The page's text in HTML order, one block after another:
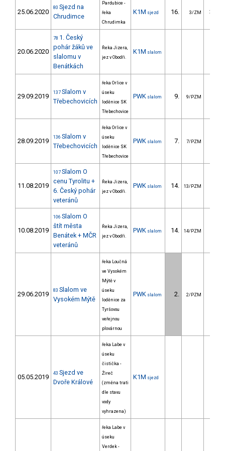
25.06.2020
80 Sjezd na
Chrudimce
Pardubice -
řeka
Chrudimka
K1M sjezd 16. 3/ZM
20.06.2020
78 1. Český
pohár žáků ve
slalomu v
Benátkách
Řeka Jizera,
jez v Obodři.
K1M slalom
29.09.2019 137 Slalom v
Třebechovicích
řeka Orlice v
úseku
loděnice SK
Třebechovice
PWK slalom 9. 9/PZM
28.09.2019 136 Slalom v
Třebechovicích
řeka Orlice v
úseku
loděnice SK
Třebechovice
PWK slalom 7. 7/PZM
11.08.2019
107 Slalom O
cenu Tyrolitu +
6. Český pohár
veteránů
Řeka Jizera,
jez v Obodři.
PWK slalom 14. 13/PZM
10.08.2019
106 Slalom O
štít města
Benátek + MČR
veteránů
Řeka Jizera,
jez v Obodři.
PWK slalom 14. 14/PZM
29.06.2019 83 Slalom ve
Vysokém Mýtě
řeka Loučná
ve Vysokém
Mýtě v
úseku
loděnice za
Tyršovou
veřejnou
plovárnou
PWK slalom 2. 2/PZM
05.05.2019 43 Sjezd ve
Dvoře Králové
řeka Labe v
úseku
čistička -
Žireč
(změna trati
dle stavu
vody
vyhrazena)
K1M sjezd
řeka Labe v
úseku
Verdek -